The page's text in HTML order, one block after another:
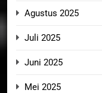
Agustus 2025
Juli 2025
Juni 2025
Mei 2025